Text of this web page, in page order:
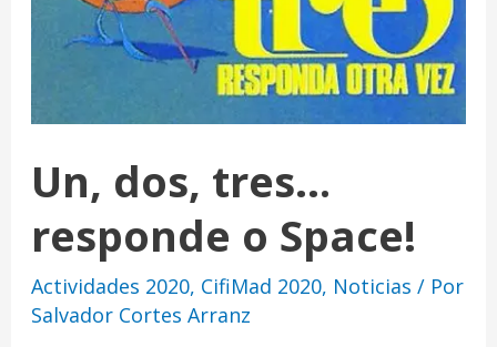
Un, dos, tres…
responde o Space!
Actividades 2020, CifiMad 2020, Noticias / Por
Salvador Cortes Arranz